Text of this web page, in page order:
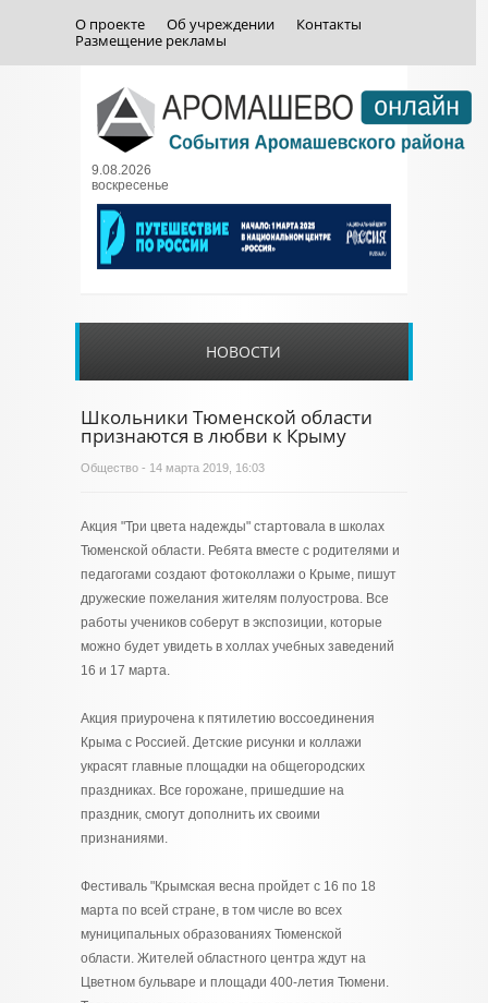
О проекте Об учреждении
Контакты
Размещение рекламы
9.08.2026
воскресенье
НОВОСТИ
Школьники Тюменской области
признаются в любви к Крыму
Общество - 14 марта 2019, 16:03
Акция "Три цвета надежды" стартовала в школах
Тюменской области. Ребята вместе с родителями и
педагогами создают фотоколлажи о Крыме, пишут
дружеские пожелания жителям полуострова. Все
работы учеников соберут в экспозиции, которые
можно будет увидеть в холлах учебных заведений
16 и 17 марта.
Акция приурочена к пятилетию воссоединения
Крыма с Россией. Детские рисунки и коллажи
украсят главные площадки на общегородских
праздниках. Все горожане, пришедшие на
праздник, смогут дополнить их своими
признаниями.
Фестиваль "Крымская весна пройдет с 16 по 18
марта по всей стране, в том числе во всех
муниципальных образованиях Тюменской
области. Жителей областного центра ждут на
Цветном бульваре и площади 400-летия Тюмени.